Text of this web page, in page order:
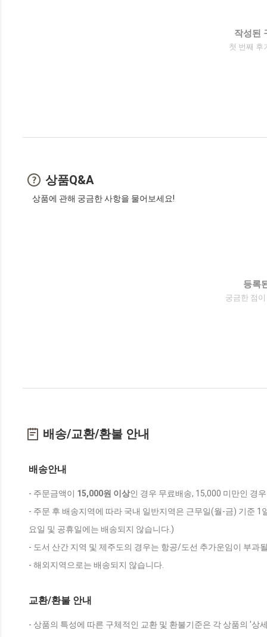
작성된
첫 번째 후
상품Q&A
상품에 관해 궁금한 사항을 물어보세요!
등록
궁금한 점
배송/교환/환불 안내
배송안내
- 주문금액이 15,000원 이상인 경우 무료배송, 15,000 미만인 경
- 주문 후 배송지역에 따라 국내 일반지역은 근무일(월-금) 기준
요일 및 공휴일에는 배송되지 않습니다.)
- 도서 산간 지역 및 제주도의 경우는 항공/도선 추가운임이 부과
- 해외지역으로는 배송되지 않습니다.
교환/환불 안내
- 상품의 특성에 따른 구체적인 교환 및 환불기준은 각 상품의 '상